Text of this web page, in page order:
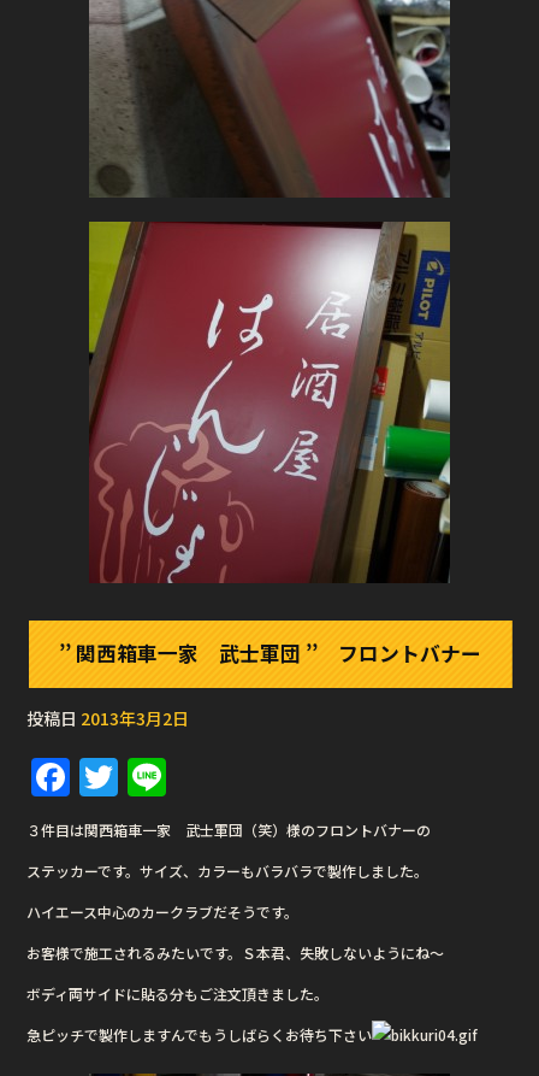
’’ 関西箱車一家 武士軍団 ’’ フロントバナー
投稿日 2013年3月2日
F
a
c
e
b
o
o
k
T
w
it
te
r
n
e
３件目は関西箱車一家 武士軍団（笑）様のフロントバナーの
ステッカーです。サイズ、カラーもバラバラで製作しました。
ハイエース中心のカークラブだそうです。
お客様で施工されるみたいです。Ｓ本君、失敗しないようにね〜
ボディ両サイドに貼る分もご注文頂きました。
急ピッチで製作しますんでもうしばらくお待ち下さい